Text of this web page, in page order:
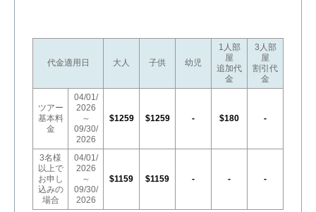
代金適用日 大人 子供 幼児
1人部
屋
追加代
金
3人部
屋
割引代
金
ツアー
基本料
金
04/01/
2026
～
09/30/
2026
$1259 $1259 - $180 -
3名様
以上で
お申し
込みの
場合
04/01/
2026
～
09/30/
2026
$1159 $1159 - - -